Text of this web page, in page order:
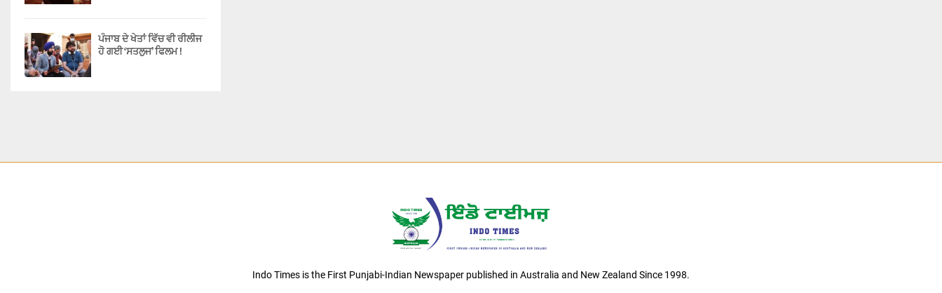
ਪੰਜਾਬ ਦੇ ਖੇਤਾਂ ਵਿੱਚ ਵੀ ਰੀਲੀਜ
ਹੋ ਗਈ ‘ਸਤਲੁਜ’ ਫਿਲਮ !
Indo Times is the First Punjabi-Indian Newspaper published in Australia and New Zealand Since 1998.